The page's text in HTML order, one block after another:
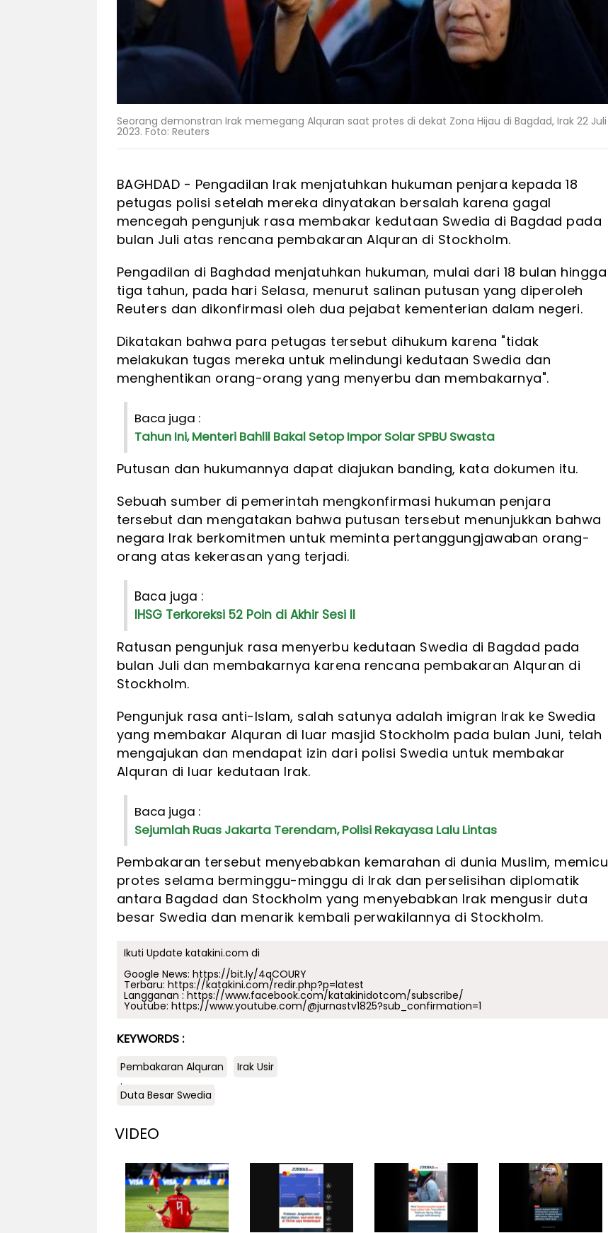
Seorang demonstran Irak memegang Alquran saat protes di dekat Zona Hijau di Bagdad, Irak 22 Juli
2023. Foto: Reuters
BAGHDAD - Pengadilan Irak menjatuhkan hukuman penjara kepada 18
petugas polisi setelah mereka dinyatakan bersalah karena gagal
mencegah pengunjuk rasa membakar kedutaan Swedia di Bagdad pada
bulan Juli atas rencana pembakaran Alquran di Stockholm.
Pengadilan di Baghdad menjatuhkan hukuman, mulai dari 18 bulan hingga
tiga tahun, pada hari Selasa, menurut salinan putusan yang diperoleh
Reuters dan dikonfirmasi oleh dua pejabat kementerian dalam negeri.
Dikatakan bahwa para petugas tersebut dihukum karena "tidak
melakukan tugas mereka untuk melindungi kedutaan Swedia dan
menghentikan orang-orang yang menyerbu dan membakarnya".
Baca juga :
Tahun Ini, Menteri Bahlil Bakal Setop Impor Solar SPBU Swasta
Putusan dan hukumannya dapat diajukan banding, kata dokumen itu.
Sebuah sumber di pemerintah mengkonfirmasi hukuman penjara
tersebut dan mengatakan bahwa putusan tersebut menunjukkan bahwa
negara Irak berkomitmen untuk meminta pertanggungjawaban orang-
orang atas kekerasan yang terjadi.
Baca juga :
IHSG Terkoreksi 52 Poin di Akhir Sesi II
Ratusan pengunjuk rasa menyerbu kedutaan Swedia di Bagdad pada
bulan Juli dan membakarnya karena rencana pembakaran Alquran di
Stockholm.
Pengunjuk rasa anti-Islam, salah satunya adalah imigran Irak ke Swedia
yang membakar Alquran di luar masjid Stockholm pada bulan Juni, telah
mengajukan dan mendapat izin dari polisi Swedia untuk membakar
Alquran di luar kedutaan Irak.
Baca juga :
Sejumlah Ruas Jakarta Terendam, Polisi Rekayasa Lalu Lintas
Pembakaran tersebut menyebabkan kemarahan di dunia Muslim, memicu
protes selama berminggu-minggu di Irak dan perselisihan diplomatik
antara Bagdad dan Stockholm yang menyebabkan Irak mengusir duta
besar Swedia dan menarik kembali perwakilannya di Stockholm.
Ikuti Update katakini.com di
Google News: https://bit.ly/4qCOURY
Terbaru: https://katakini.com/redir.php?p=latest
Langganan : https://www.facebook.com/katakinidotcom/subscribe/
Youtube: https://www.youtube.com/@jurnastv1825?sub_confirmation=1
KEYWORDS :
Pembakaran Alquran
Irak Usir
.
Duta Besar Swedia
VIDEO